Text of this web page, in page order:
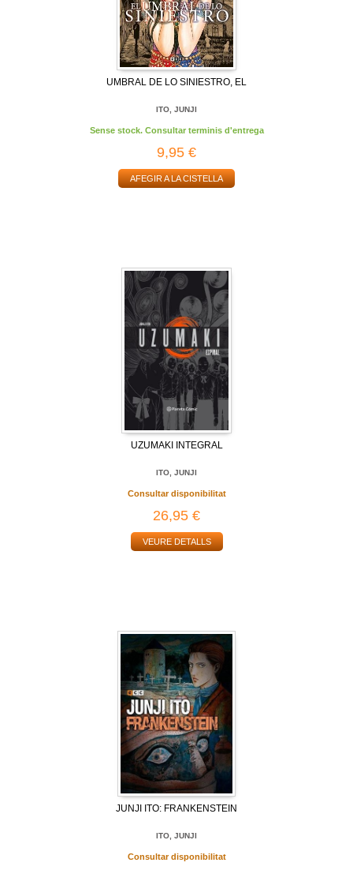
UMBRAL DE LO SINIESTRO, EL
ITO, JUNJI
Sense stock. Consultar terminis d'entrega
9,95 €
AFEGIR A LA CISTELLA
UZUMAKI INTEGRAL
ITO, JUNJI
Consultar disponibilitat
26,95 €
VEURE DETALLS
JUNJI ITO: FRANKENSTEIN
ITO, JUNJI
Consultar disponibilitat